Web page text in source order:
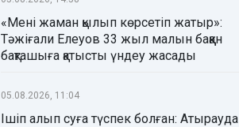
«Мені жаман қылып көрсетіп жатыр»:
Тәжіғали Елеуов 33 жыл малын баққан
бақташыға қатысты үндеу жасады
05.08.2026, 11:04
Ішіп алып суға түспек болған: Атырауда